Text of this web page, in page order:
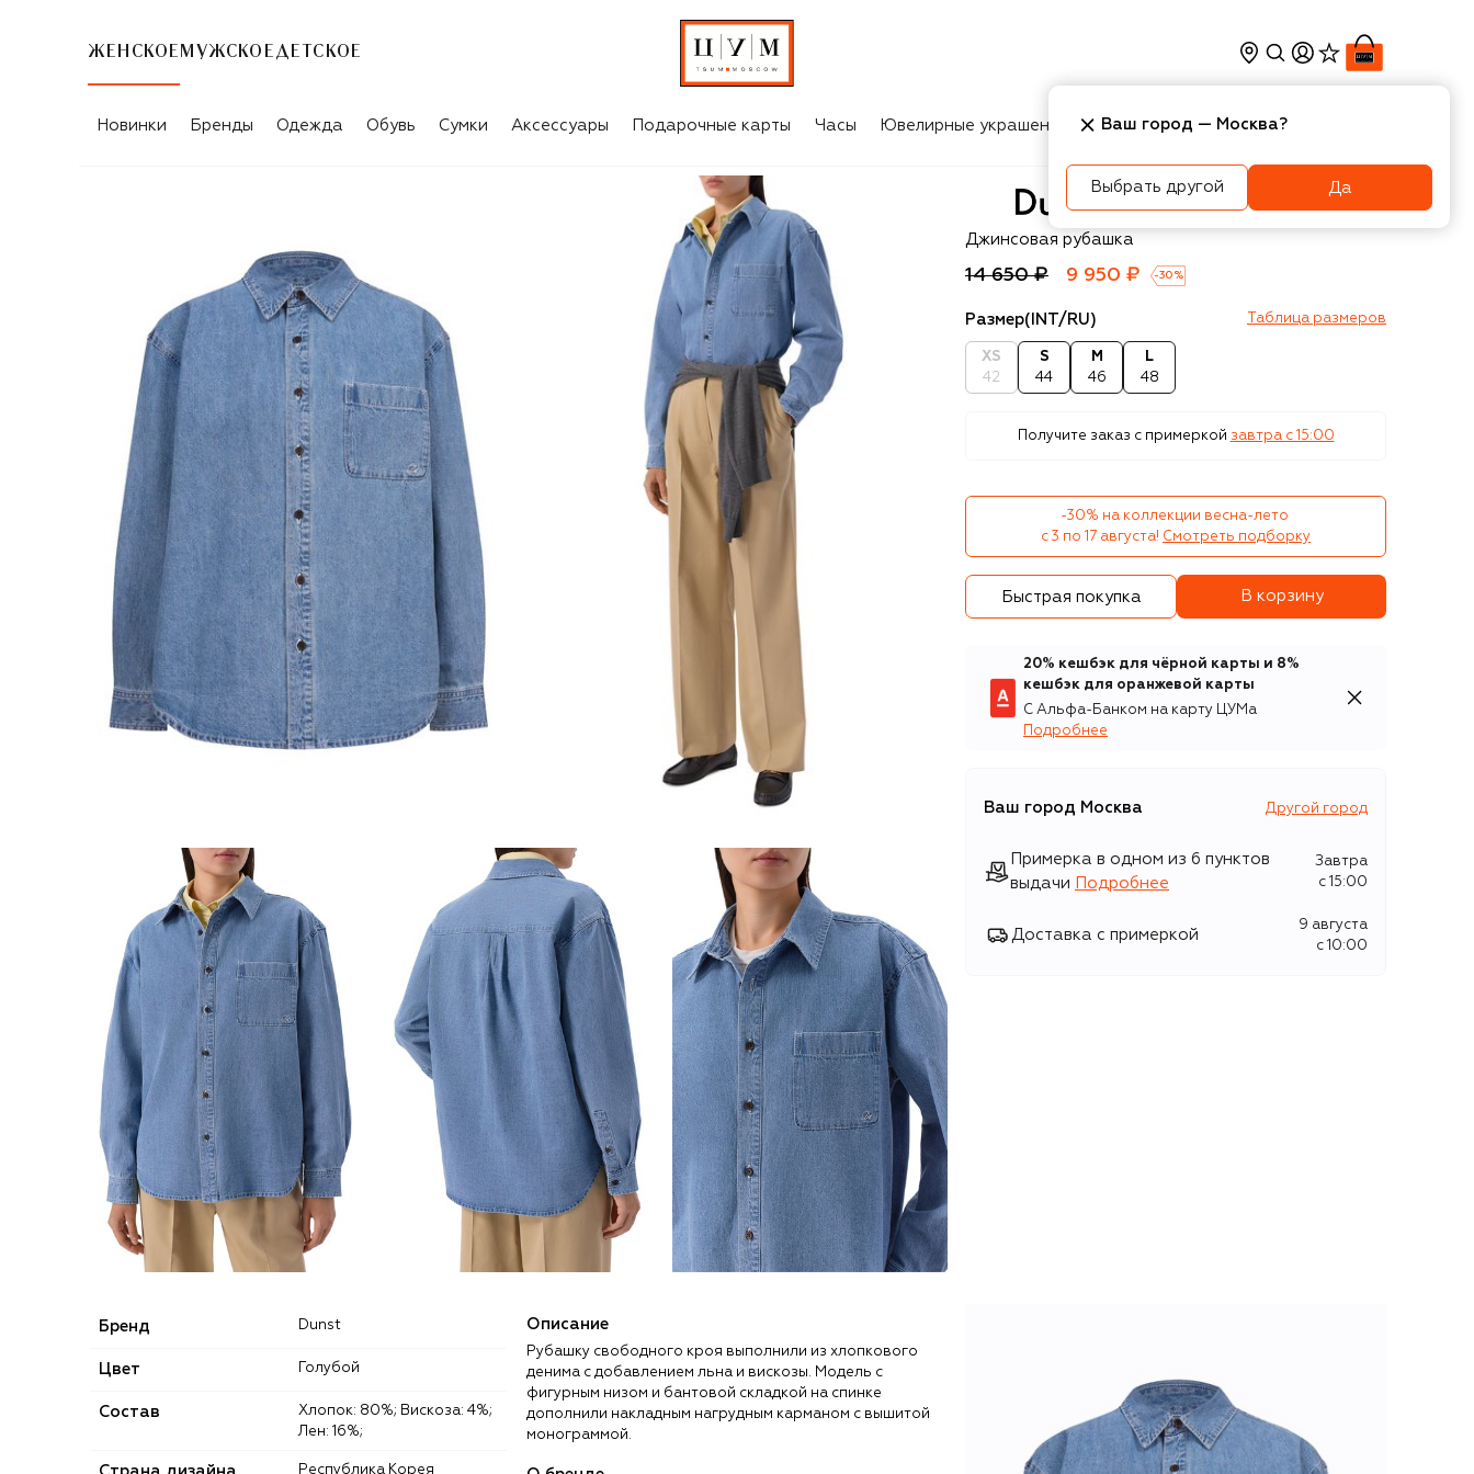
ЖЕНСКОЕ МУЖСКОЕ ДЕТСКОЕ
Новинки Бренды Одежда Обувь Сумки Аксессуары Подарочные карты Часы Ювелирные украшения Косметика Интерьер
Dunst
Джинсовая рубашка
14 650 ₽ 9 950 ₽ -30 %
Размер(INT/RU) Таблица размеров
XS
42
S
44
M
46
L
48
Получите заказ с примеркой завтра c 15:00
-30% на коллекции весна-лето
с 3 по 17 августа! Смотреть подборку
Быстрая покупка В корзину
20% кешбэк для чёрной карты и 8%
кешбэк для оранжевой карты
С Альфа-Банком на карту ЦУМа
Подробнее
Ваш город Москва Другой город
Примерка в одном из 6 пунктов
выдачи
Подробнее
Завтра
c 15:00
Доставка с примеркой
9 августа
c 10:00
Бренд Dunst
Цвет Голубой
Состав
Хлопок: 80%; Вискоза: 4%;
Лен: 16%;
Республика Корея
Описание
Рубашку свободного кроя выполнили из хлопкового
денима с добавлением льна и вискозы. Модель с
фигурным низом и бантовой складкой на спинке
дополнили накладным нагрудным карманом с вышитой
монограммой.
Ваш город — Москва?
Выбрать другой Да